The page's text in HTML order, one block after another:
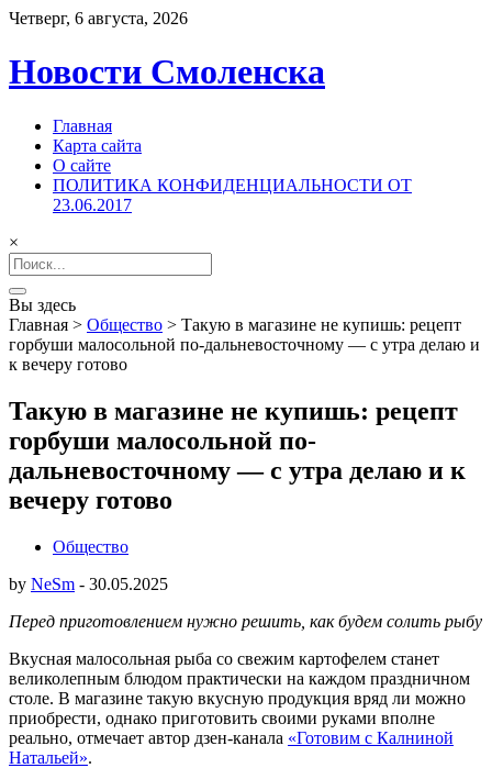
Четверг, 6 августа, 2026
Новости Смоленска
Главная
Карта сайта
О сайте
ПОЛИТИКА КОНФИДЕНЦИАЛЬНОСТИ ОТ
23.06.2017
×
Search
for:
Вы здесь
Главная > Общество > Такую в магазине не купишь: рецепт
горбуши малосольной по-дальневосточному — с утра делаю и
к вечеру готово
Такую в магазине не купишь: рецепт
горбуши малосольной по-
дальневосточному — с утра делаю и к
вечеру готово
Общество
by NeSm - 30.05.2025
Перед приготовлением нужно решить, как будем солить рыбу
Вкусная малосольная рыба со свежим картофелем станет
великолепным блюдом практически на каждом праздничном
столе. В магазине такую вкусную продукция вряд ли можно
приобрести, однако приготовить своими руками вполне
реально, отмечает автор дзен-канала «Готовим с Калниной
Натальей».